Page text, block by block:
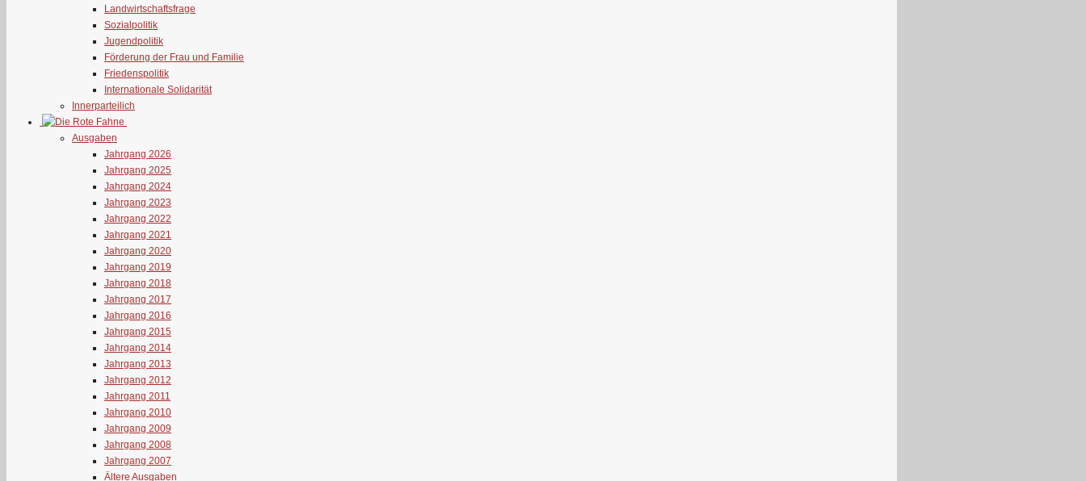
Landwirtschaftsfrage
Sozialpolitik
Jugendpolitik
Förderung der Frau und Familie
Friedenspolitik
Internationale Solidarität
Innerparteilich
Ausgaben
Jahrgang 2026
Jahrgang 2025
Jahrgang 2024
Jahrgang 2023
Jahrgang 2022
Jahrgang 2021
Jahrgang 2020
Jahrgang 2019
Jahrgang 2018
Jahrgang 2017
Jahrgang 2016
Jahrgang 2015
Jahrgang 2014
Jahrgang 2013
Jahrgang 2012
Jahrgang 2011
Jahrgang 2010
Jahrgang 2009
Jahrgang 2008
Jahrgang 2007
Ältere Ausgaben